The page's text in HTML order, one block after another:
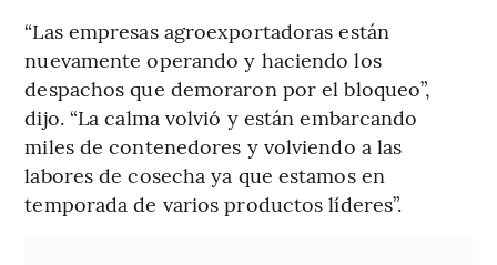
“Las empresas agroexportadoras están
nuevamente operando y haciendo los
despachos que demoraron por el bloqueo”,
dijo. “La calma volvió y están embarcando
miles de contenedores y volviendo a las
labores de cosecha ya que estamos en
temporada de varios productos líderes”.